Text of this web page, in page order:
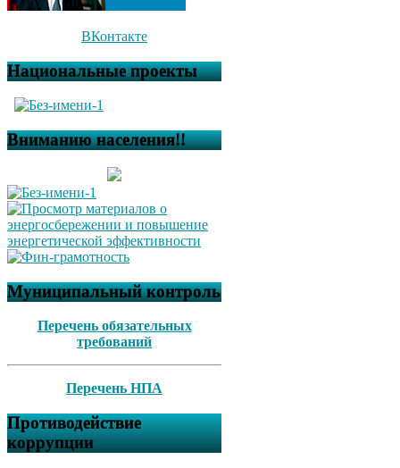
ВКонтакте
Национальные проекты
Вниманию населения!!
Муниципальный контроль
Перечень обязательных
требований
Перечень НПА
Противодействие
коррупции